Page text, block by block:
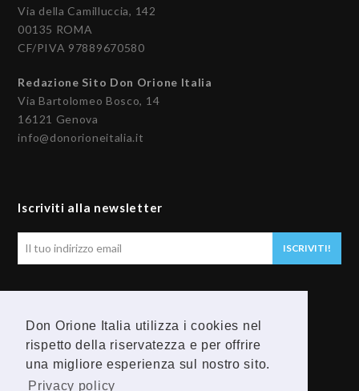
Don Orione Italia utilizza i cookies nel
rispetto della riservatezza e per offrire
una migliore esperienza sul nostro sito.
Privacy policy
Via della Camilluccia, 142
00135 ROMA
CF/PIVA 97889670580
Redazione Sito Don Orione Italia
Via Bartolomeo Bosco, 14
16121 Genova
info@donorioneitalia.it
Iscriviti alla newsletter
ISCRIVITI!
F
a
Y
o